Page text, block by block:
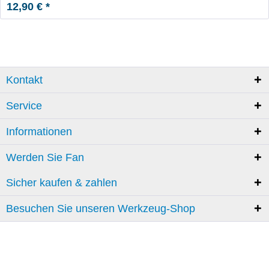
12,90 € *
Kontakt
Service
Informationen
Werden Sie Fan
Sicher kaufen & zahlen
Besuchen Sie unseren Werkzeug-Shop